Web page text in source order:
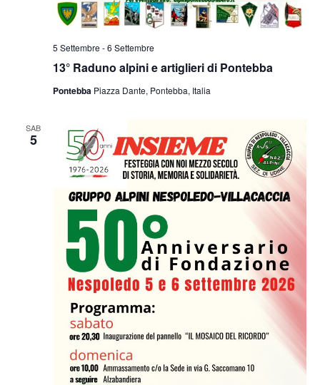
13° Raduno alpini e artiglieri di Pontebba
5 Settembre -6 Settembre
Pontebba Piazza Dante, Pontebba, Italia
SAB
5